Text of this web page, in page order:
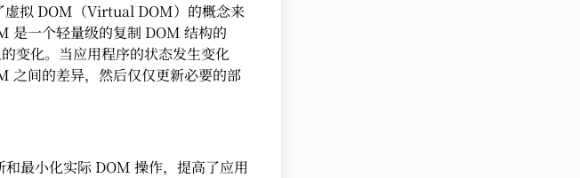
虚拟 DOM（Virtual DOM）的概念来
是一个轻量级的复制 DOM 结构的
变化。当应用程序的状态发生变化
之间的差异，然后仅仅更新必要的部
最小化实际 DOM 操作，提高了应用